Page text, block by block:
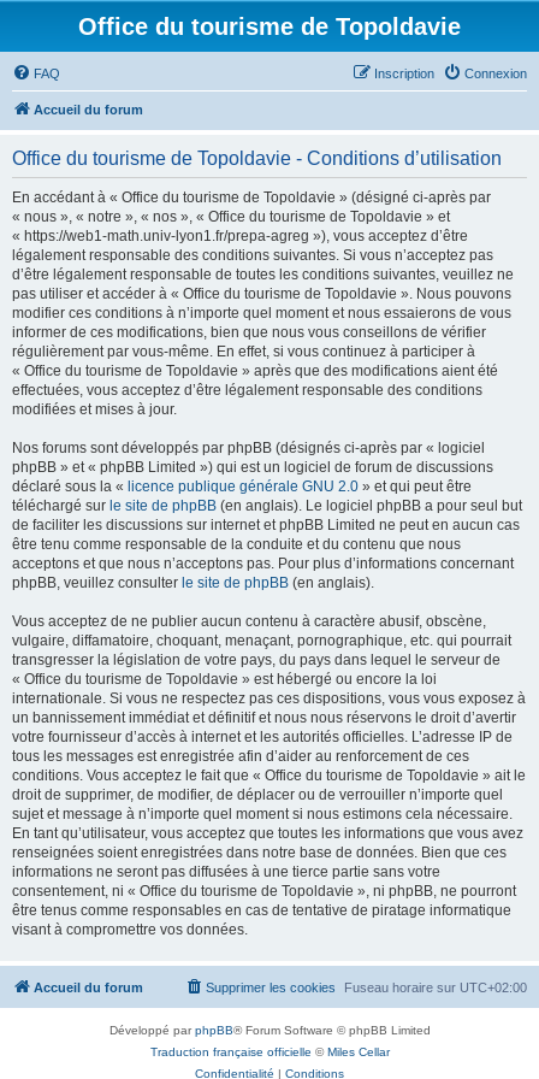
Office du tourisme de Topoldavie
FAQ Connexion
Inscription
Accueil du forum
Office du tourisme de Topoldavie - Conditions d’utilisation
En accédant à « Office du tourisme de Topoldavie » (désigné ci-après par
« nous », « notre », « nos », « Office du tourisme de Topoldavie » et
« https://web1-math.univ-lyon1.fr/prepa-agreg »), vous acceptez d’être
légalement responsable des conditions suivantes. Si vous n’acceptez pas
d’être légalement responsable de toutes les conditions suivantes, veuillez ne
pas utiliser et accéder à « Office du tourisme de Topoldavie ». Nous pouvons
modifier ces conditions à n’importe quel moment et nous essaierons de vous
informer de ces modifications, bien que nous vous conseillons de vérifier
régulièrement par vous-même. En effet, si vous continuez à participer à
« Office du tourisme de Topoldavie » après que des modifications aient été
effectuées, vous acceptez d’être légalement responsable des conditions
modifiées et mises à jour.
Nos forums sont développés par phpBB (désignés ci-après par « logiciel
phpBB » et « phpBB Limited ») qui est un logiciel de forum de discussions
déclaré sous la « licence publique générale GNU 2.0 » et qui peut être
téléchargé sur le site de phpBB (en anglais). Le logiciel phpBB a pour seul but
de faciliter les discussions sur internet et phpBB Limited ne peut en aucun cas
être tenu comme responsable de la conduite et du contenu que nous
acceptons et que nous n’acceptons pas. Pour plus d’informations concernant
phpBB, veuillez consulter le site de phpBB (en anglais).
Vous acceptez de ne publier aucun contenu à caractère abusif, obscène,
vulgaire, diffamatoire, choquant, menaçant, pornographique, etc. qui pourrait
transgresser la législation de votre pays, du pays dans lequel le serveur de
« Office du tourisme de Topoldavie » est hébergé ou encore la loi
internationale. Si vous ne respectez pas ces dispositions, vous vous exposez à
un bannissement immédiat et définitif et nous nous réservons le droit d’avertir
votre fournisseur d’accès à internet et les autorités officielles. L’adresse IP de
tous les messages est enregistrée afin d’aider au renforcement de ces
conditions. Vous acceptez le fait que « Office du tourisme de Topoldavie » ait le
droit de supprimer, de modifier, de déplacer ou de verrouiller n’importe quel
sujet et message à n’importe quel moment si nous estimons cela nécessaire.
En tant qu’utilisateur, vous acceptez que toutes les informations que vous avez
renseignées soient enregistrées dans notre base de données. Bien que ces
informations ne seront pas diffusées à une tierce partie sans votre
consentement, ni « Office du tourisme de Topoldavie », ni phpBB, ne pourront
être tenus comme responsables en cas de tentative de piratage informatique
visant à compromettre vos données.
Accueil du forum Fuseau horaire sur UTC+02:00
Supprimer les cookies
Développé parphpBB® Forum Software © phpBB Limited
Traduction française officielle ©Miles Cellar
Confidentialité | Conditions